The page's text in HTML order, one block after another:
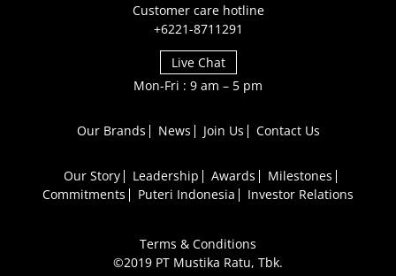
Customer care hotline
+6221-8711291
Live Chat
Mon-Fri : 9 am – 5 pm
Our Brands News Join Us Contact Us
Our Story Leadership Awards
Milestones
Commitments
Puteri Indonesia Investor Relations
Terms & Conditions
©2019 PT Mustika Ratu, Tbk.